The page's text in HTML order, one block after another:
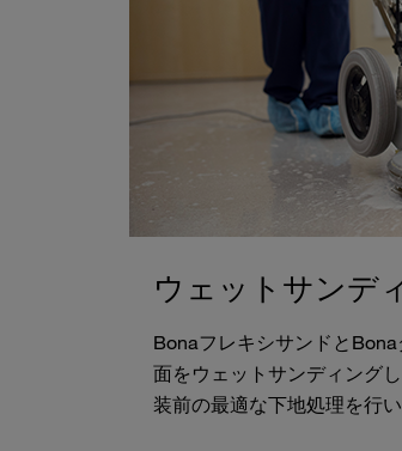
ウェットサンデ
Bonaフレキシサンドと
面をウェットサンディング
装前の最適な下地処理を行い